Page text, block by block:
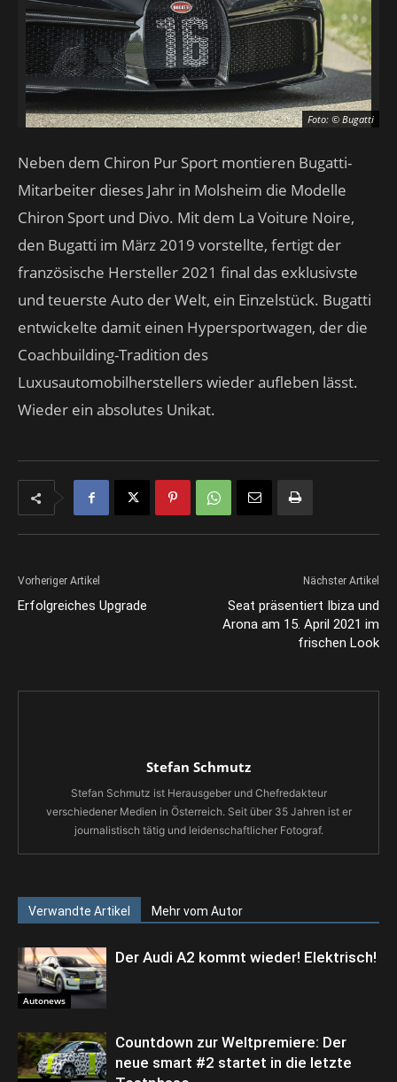
Foto: © Bugatti
Neben dem Chiron Pur Sport montieren Bugatti-
Mitarbeiter dieses Jahr in Molsheim die Modelle
Chiron Sport und Divo. Mit dem La Voiture Noire,
den Bugatti im März 2019 vorstellte, fertigt der
französische Hersteller 2021 final das exklusivste
und teuerste Auto der Welt, ein Einzelstück. Bugatti
entwickelte damit einen Hypersportwagen, der die
Coachbuilding-Tradition des
Luxusautomobilherstellers wieder aufleben lässt.
Wieder ein absolutes Unikat.
Vorheriger Artikel
Erfolgreiches Upgrade
Nächster Artikel
Seat präsentiert Ibiza und
Arona am 15. April 2021 im
frischen Look
Stefan Schmutz
Stefan Schmutz ist Herausgeber und Chefredakteur
verschiedener Medien in Österreich. Seit über 35 Jahren ist er
journalistisch tätig und leidenschaftlicher Fotograf.
Verwandte Artikel Mehr vom Autor
Autonews
Der Audi A2 kommt wieder! Elektrisch!
Countdown zur Weltpremiere: Der
neue smart #2 startet in die letzte